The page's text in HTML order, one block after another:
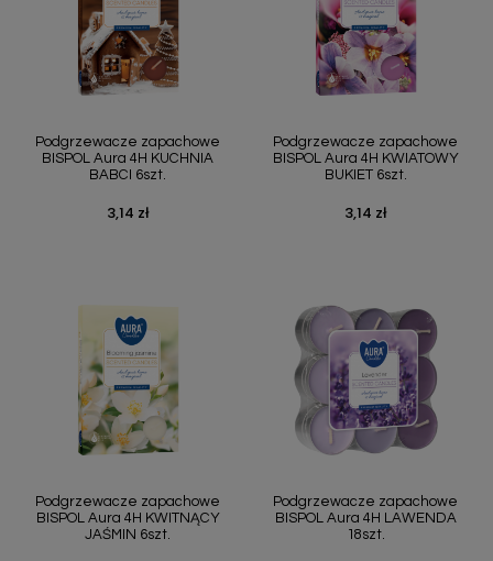
Podgrzewacze zapachowe
BISPOL Aura 4H KUCHNIA
BABCI 6szt.
Cena
3,14 zł
Podgrzewacze zapachowe
BISPOL Aura 4H KWIATOWY
BUKIET 6szt.
Cena
3,14 zł
Podgrzewacze zapachowe
BISPOL Aura 4H KWITNĄCY
JAŚMIN 6szt.
Podgrzewacze zapachowe
BISPOL Aura 4H LAWENDA
18szt.